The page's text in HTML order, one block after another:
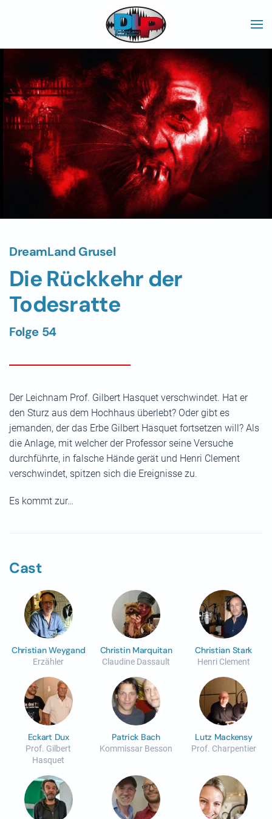
Skip to main content
DreamLand Grusel
Die Rückkehr der
Todesratte
Folge 54
Der Leichnam Prof. Gilbert Hasquet verschwindet. Hat er
den Sturz aus dem Hochhaus überlebt? Oder gibt es
jemanden, der das Erbe Gilbert Hasquet fortsetzen will? Als
die Anlage, mit welcher der Professor seine Versuche
durchführte, in falsche Hände gerät und Henri Clement
verschwindet, spitzen sich die Ereignisse zu.
Es kommt zur…
Cast
Christian Weygand
Erzähler
Christin Marquitan
Claudine Dassault
Christian Stark
Henri Clement
Eckart Dux
Prof. Gilbert
Hasquet
Patrick Bach
Kommissar Besson
Lutz Mackensy
Prof. Charpentier